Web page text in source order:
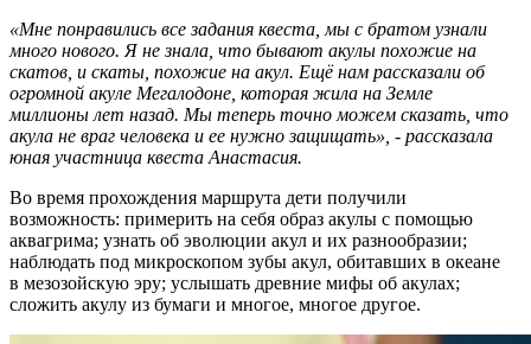
«Мне понравились все задания квеста, мы с братом узнали
много нового. Я не знала, что бывают акулы похожие на
скатов, и скаты, похожие на акул. Ещё нам рассказали об
огромной акуле Мегалодоне, которая жила на Земле
миллионы лет назад. Мы теперь точно можем сказать, что
акула не враг человека и ее нужно защищать», - рассказала
юная участница квеста Анастасия.
Во время прохождения маршрута дети получили
возможность: примерить на себя образ акулы с помощью
аквагрима; узнать об эволюции акул и их разнообразии;
наблюдать под микроскопом зубы акул, обитавших в океане
в мезозойскую эру; услышать древние мифы об акулах;
сложить акулу из бумаги и многое, многое другое.